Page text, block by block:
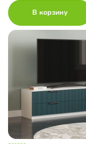
В корзину